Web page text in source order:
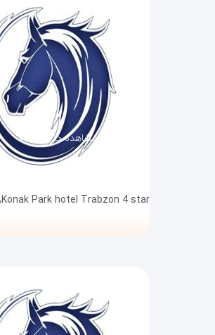
مشاهده جزئیات
Konak Park hotel Trabzon 4 star،